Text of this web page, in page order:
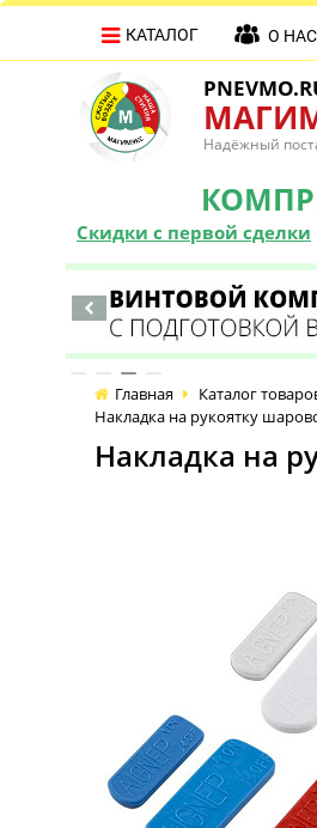
Надёжный
Скидки с первой сделки
КАТАЛОГ О НАС
Главная Каталог
Накладка на рукоятку
Накладка на